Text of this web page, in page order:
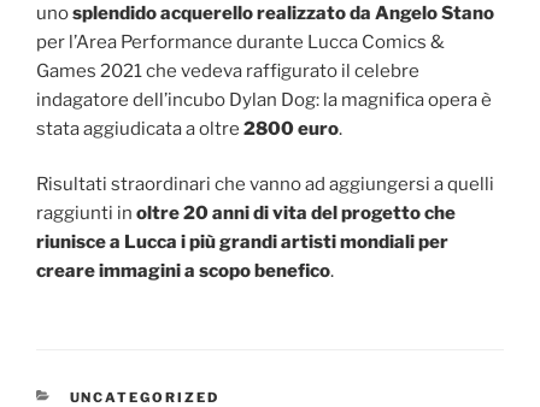
unosplendido acquerello realizzato da Angelo Stano
per l’Area Performance durante Lucca Comics &
Games 2021 che vedeva raffigurato il celebre
indagatore dell’incubo Dylan Dog: la magnifica opera è
stata aggiudicata a oltre 2800 euro.
Risultati straordinari che vanno ad aggiungersi a quelli
raggiunti in oltre 20 anni di vita del progetto che
riunisce a Lucca i più grandi artisti mondiali per
creare immagini a scopo benefico.
CATEGORIE
UNCATEGORIZED